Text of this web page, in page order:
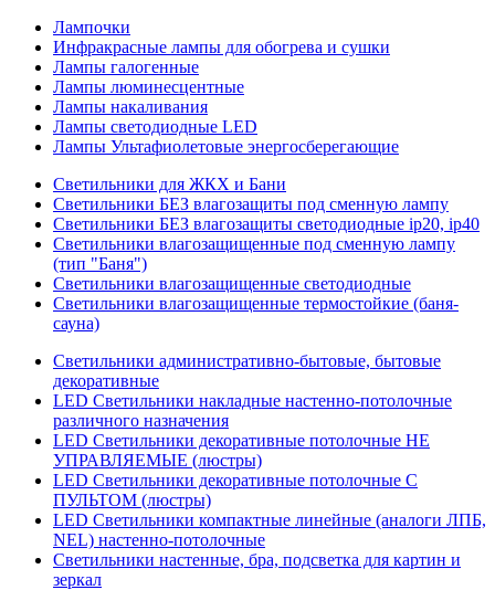
Лампочки
Инфракрасные лампы для обогрева и сушки
Лампы галогенные
Лампы люминесцентные
Лампы накаливания
Лампы светодиодные LED
Лампы Ультафиолетовые энергосберегающие
Светильники для ЖКХ и Бани
Светильники БЕЗ влагозащиты под сменную лампу
Светильники БЕЗ влагозащиты светодиодные ip20, ip40
Светильники влагозащищенные под сменную лампу
(тип "Баня")
Светильники влагозащищенные светодиодные
Светильники влагозащищенные термостойкие (баня-
сауна)
Светильники административно-бытовые, бытовые
декоративные
LED Cветильники накладные настенно-потолочные
различного назначения
LED Светильники декоративные потолочные НЕ
УПРАВЛЯЕМЫЕ (люстры)
LED Светильники декоративные потолочные С
ПУЛЬТОМ (люстры)
LED Светильники компактные линейные (аналоги ЛПБ,
NEL) настенно-потолочные
Светильники настенные, бра, подсветка для картин и
зеркал